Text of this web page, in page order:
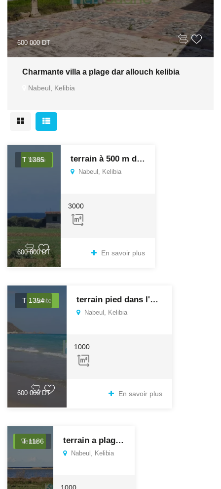
600 000 DT
Charmante villa a plage dar allouch kelibia
Nabeul, Kelibia
Vente
T 1385
600 000 DT
terrain à 500 m de la plage zahra
Nabeul, Kelibia
3000
En savoir plus
Vente
T 1354
600 000 DT
terrain pied dans l'eau à dar allouche
Nabeul, Kelibia
1000
En savoir plus
Vente
T 1186 terrain a plage dar allouche
Nabeul, Kelibia
1000